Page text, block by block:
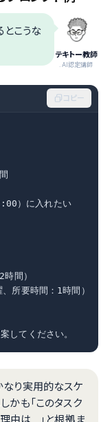
テキトー教師
.AI認定講師
こうな
コピー
）に入れたい
間）
所要時間：1時間）
してください。
なり実用的なスケ
かも「このタスク
由は...」と根拠ま